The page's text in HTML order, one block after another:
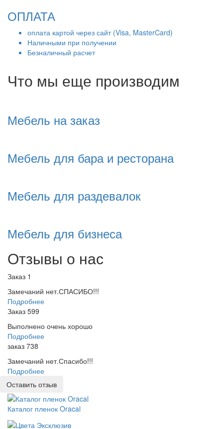
ОПЛАТА
оплата картой через сайт (Visa, MasterCard)
Наличными при получении
Безналичный расчет
Что мы еще производим
Мебель на заказ
Мебель для бара и ресторана
Мебель для раздевалок
Мебель для бизнеса
Отзывы о нас
Заказ 1
Замечаний нет.СПАСИБО!!!
Подробнее
Заказ 599
Выполнено очень хорошо
Подробнее
заказ 738
Замечаний нет.Спасибо!!!
Подробнее
Оставить отзыв
Каталог пленок Oracal